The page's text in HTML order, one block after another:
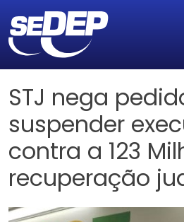
STJ nega
suspender
contra a 123
recuperação